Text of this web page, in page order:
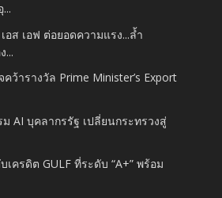
อส เอฟ ต่อยอดความแรง...ล้ำ
...
คว้ารางวัล Prime Minister’s Export
AI บุคลากรรัฐ เปลี่ยนกระทรวงสู่
เครดิต GULF ที่ระดับ “A+” พร้อม